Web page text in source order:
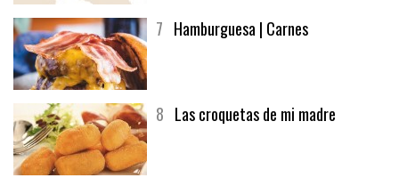
7 Hamburguesa | Carnes
8 Las croquetas de mi madre